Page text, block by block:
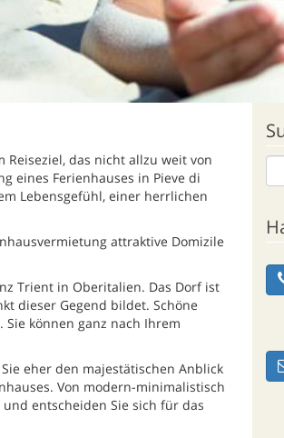
das nicht allzu weit von
eines Ferienhauses in Pieve di
Lebensgefühl, einer herrlichen
attraktive Domizile
Trient in Oberitalien. Das Dorf ist
dieser Gegend bildet. Schöne
können ganz nach Ihrem
eher den majestätischen Anblick
Von modern-minimalistisch
entscheiden Sie sich für das